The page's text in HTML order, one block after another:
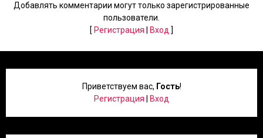
Добавлять комментарии могут только зарегистрированные
пользователи.
[ Регистрация Вход ]
Приветствуем вас, Гость!
Регистрация
Вход